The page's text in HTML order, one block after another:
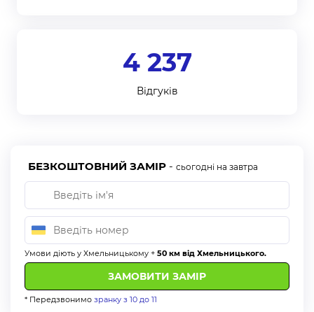
4 237
Відгуків
БЕЗКОШТОВНИЙ ЗАМІР - сьогодні на завтра
Умови діють у Хмельницькому + 50 км від Хмельницького.
* Передзвонимо зранку з 10 до 11